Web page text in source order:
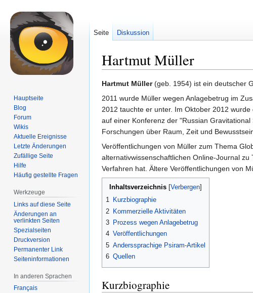
Hartmut Müller
Zur
Navigation
springen
Zur
Suche
springen
Hartmut Müller(geb. 1954) ist ein deutscher
2011 wurde Müller wegen Anlagebetrug im
2012 tauchte er unter. Im Oktober 2012
auf einer Konferenz der "Russian Gravitational
Forschungen über Raum, Zeit und
Veröffentlichungen von Müller zum Thema
alternativwissenschaftlichen Online-Journal
Verfahren hat. Ältere Veröffentlichungen von
Inhaltsverzeichnis
1 Kurzbiographie
2 Kommerzielle Aktivitäten
3 Prozess wegen Anlagebetrug
4 Veröffentlichungen
5 Anderssprachige Psiram-Artikel
6 Quellen
Kurzbiographie
Seite Diskussion
Hauptseite
Blog
Forum
Wikis
Aktuelle Ereignisse
Letzte Änderungen
Zufällige Seite
Hilfe
Häufig gestellte Fragen
Werkzeuge
Links auf diese Seite
Änderungen an
verlinkten Seiten
Spezialseiten
Druckversion
Permanenter Link
Seiten­informationen
In anderen Sprachen
Français